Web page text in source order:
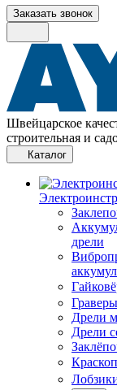
Заказать звонок
Швейцарское
строительная и
Каталог
дрели
Граверы
Дрели
Дрели